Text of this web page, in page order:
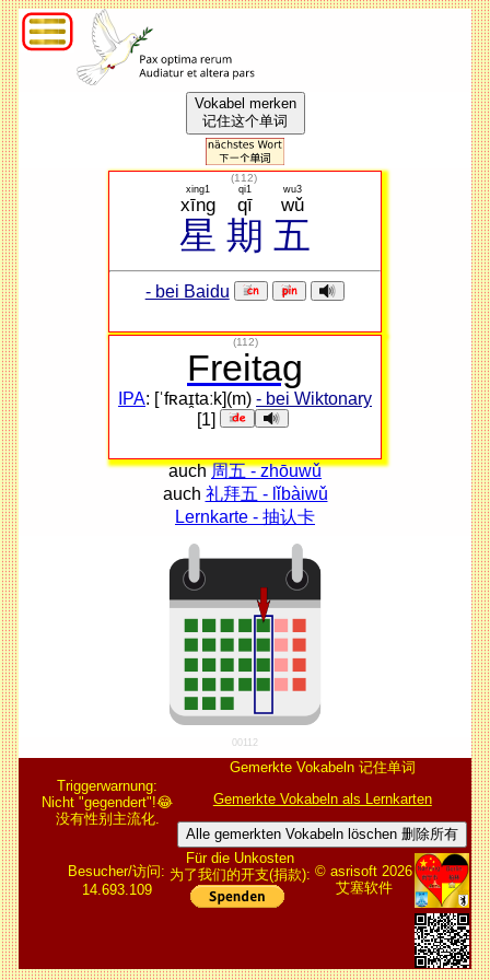
Vokabel merken
记住这个单词
(112)
星
xīng
xing1
期
qī
qi1
五
wǔ
wu3
- bei Baidu
(112)
Freitag
IPA: [ˈfʀaɪ̯taːk](m) - bei Wiktonary
[1]
auch周五 - zhōuwǔ
auch 礼拜五 - lǐbàiwǔ
Lernkarte - 抽认卡
00112
Triggerwarnung:
Nicht "gegendert"!😂
没有性别主流化.
Gemerkte Vokabeln 记住单词
Gemerkte Vokabeln als Lernkarten
Alle gemerkten Vokabeln löschen 删除所有
Besucher/访问:
14.693.109
Für die Unkosten
为了我们的开支(捐款): © asrisoft 2026
艾塞软件